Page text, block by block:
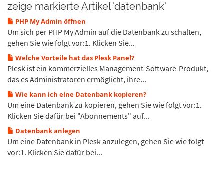
zeige markierte Artikel 'datenbank'
PHP My Admin öffnen
Um sich per PHP My Admin auf die Datenbank zu schalten,
gehen Sie wie folgt vor:1. Klicken Sie...
Welche Vorteile hat das Plesk Panel?
Plesk ist ein kommerzielles Management-Software-Produkt,
das es Administratoren ermöglicht, ihre...
Wie kann ich eine Datenbank kopieren?
Um eine Datenbank zu kopieren, gehen Sie wie folgt vor:1.
Klicken Sie dafür bei "Abonnements" auf...
Datenbank anlegen
Um eine Datenbank in Plesk anzulegen, gehen Sie wie folgt
vor:1. Klicken Sie dafür bei...